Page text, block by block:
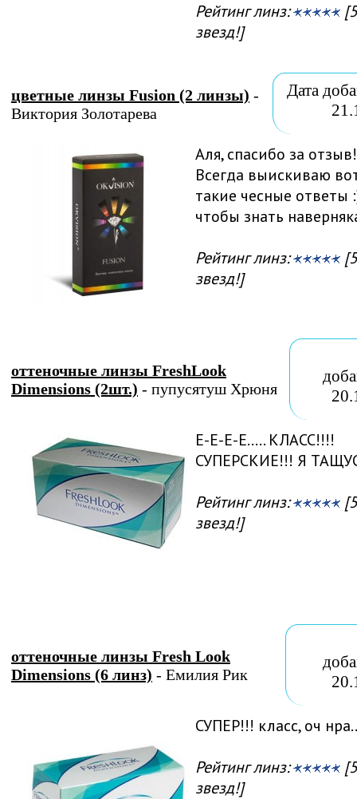
Рейтинг линз:
звезд!]
цветные линзы Fusion (2 линзы) -
Виктория Золотарева
Дата
Аля, спасибо за отзыв!
Всегда выискиваю
такие чесные ответы
чтобы знать
Рейтинг линз:
звезд!]
оттеночные линзы FreshLook
Dimensions (2шт.) - пупусятуш Хрюня
Е-Е-Е-Е..... КЛАСС!!!!
СУПЕРСКИЕ!!! Я
Рейтинг линз:
звезд!]
оттеночные линзы Fresh Look
Dimensions (6 линз) - Емилия Рик
СУПЕР!!! класс, оч
Рейтинг линз:
звезд!]